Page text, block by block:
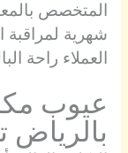
المتخصص
شهرية لمراقبة
العملاء راحة
عيوب